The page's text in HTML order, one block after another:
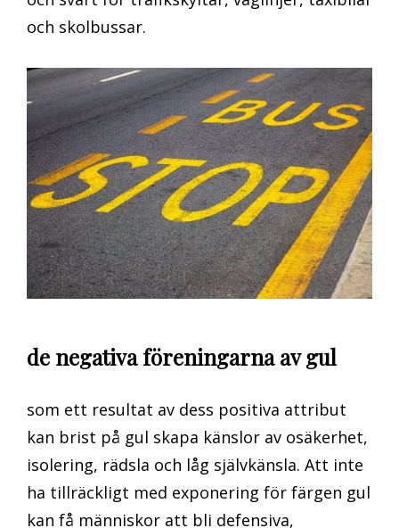
och skolbussar.
de negativa föreningarna av gul
som ett resultat av dess positiva attribut
kan brist på gul skapa känslor av osäkerhet,
isolering, rädsla och låg självkänsla. Att inte
ha tillräckligt med exponering för färgen gul
kan få människor att bli defensiva,